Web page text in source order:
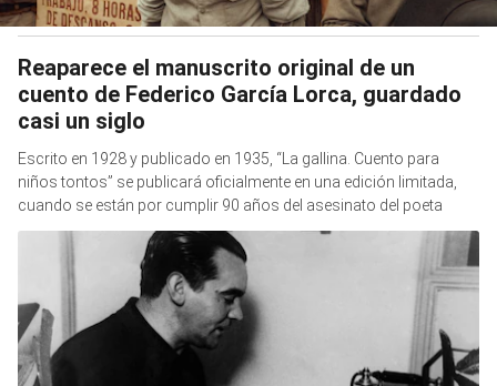
Reaparece el manuscrito original de un
cuento de Federico García Lorca, guardado
casi un siglo
Escrito en 1928 y publicado en 1935, “La gallina. Cuento para
niños tontos” se publicará oficialmente en una edición limitada,
cuando se están por cumplir 90 años del asesinato del poeta